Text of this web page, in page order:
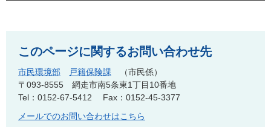
このページに関するお問い合わせ先
市民環境部 戸籍保険課
市民係
〒093-8555
網走市南5条東1丁目10番地
Tel：0152-67-5412
Fax：0152-45-3377
メールでのお問い合わせはこちら